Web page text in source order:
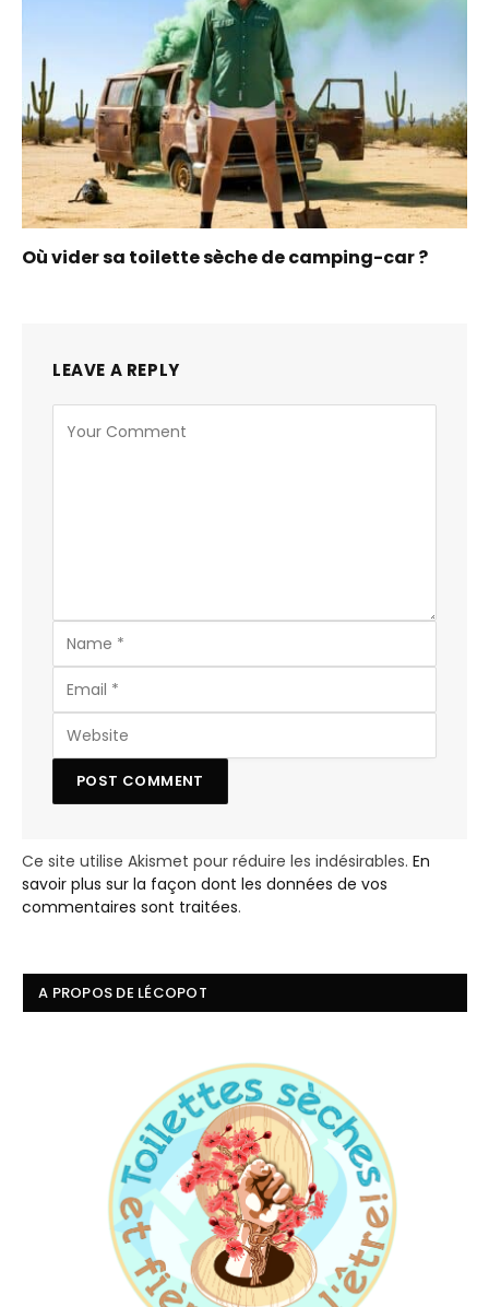
Où vider sa toilette sèche de camping-car ?
LEAVE A REPLY
Ce site utilise Akismet pour réduire les indésirables. En
savoir plus sur la façon dont les données de vos
commentaires sont traitées.
A PROPOS DE LÉCOPOT